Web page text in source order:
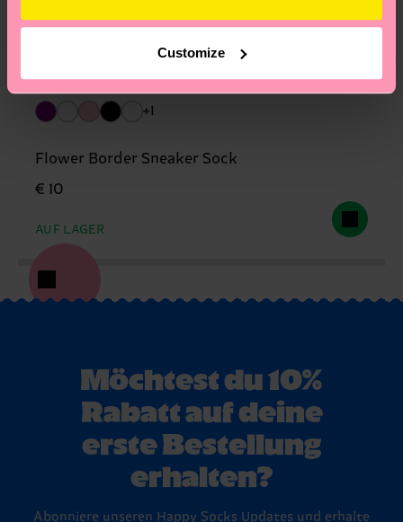
Customize
+1
Flower Border Sneaker Sock
€ 10
AUF LAGER
Möchtest du 10%
Rabatt auf deine
erste Bestellung
erhalten?
Abonniere unseren Happy Socks Updates und erhalte